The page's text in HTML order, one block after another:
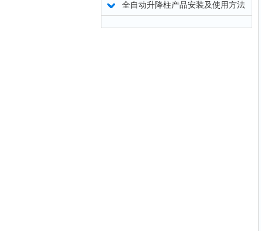
慧结晶
全自动升降柱产品安装及使用方法